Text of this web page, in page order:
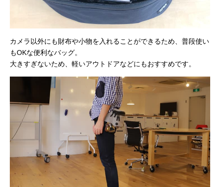
カメラ以外にも財布や小物を入れることができるため、普段使い
もOKな便利なバッグ。
大きすぎないため、軽いアウトドアなどにもおすすめです。